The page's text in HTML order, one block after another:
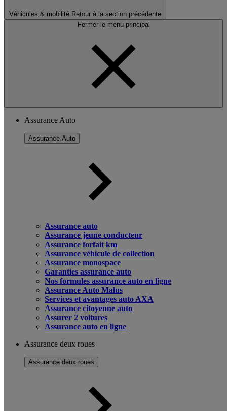
Véhicules & mobilité Retour à la section précédente
Fermer le menu principal
Assurance Auto
Assurance Auto
Assurance auto
Assurance jeune conducteur
Assurance forfait km
Assurance véhicule de collection
Assurance monospace
Garanties assurance auto
Nos formules assurance auto en ligne
Assurance Auto Malus
Services et avantages auto AXA
Assurance citoyenne auto
Assurer 2 voitures
Assurance auto en ligne
Assurance deux roues
Assurance deux roues